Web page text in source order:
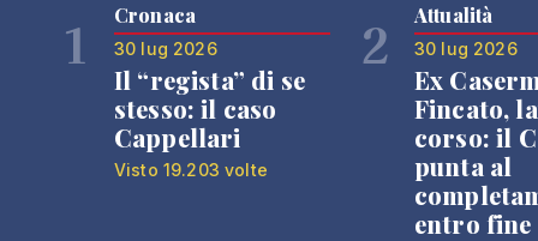
1 Cronaca
30 lug 2026
Il “regista” di se
stesso: il caso
Cappellari
Visto 19.203 volte
2 Attualità
30 lug 2026
Ex
Fincato,
corso: il
punta al
entro fine